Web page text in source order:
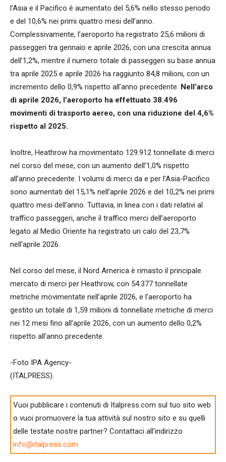
l’Asia e il Pacifico è aumentato del 5,6% nello stesso periodo
e del 10,6% nei primi quattro mesi dell’anno.
Complessivamente, l’aeroporto ha registrato 25,6 milioni di
passeggeri tra gennaio e aprile 2026, con una crescita annua
dell’1,2%, mentre il numero totale di passeggeri su base annua
tra aprile 2025 e aprile 2026 ha raggiunto 84,8 milioni, con un
incremento dello 0,9% rispetto all’anno precedente. Nell’arco
di aprile 2026, l’aeroporto ha effettuato 38.496
movimenti di trasporto aereo, con una riduzione del 4,6%
rispetto al 2025.
Inoltre, Heathrow ha movimentato 129.912 tonnellate di merci
nel corso del mese, con un aumento dell’1,0% rispetto
all’anno precedente. I volumi di merci da e per l’Asia-Pacifico
sono aumentati del 15,1% nell’aprile 2026 e del 10,2% nei primi
quattro mesi dell’anno. Tuttavia, in linea con i dati relativi al
traffico passeggeri, anche il traffico merci dell’aeroporto
legato al Medio Oriente ha registrato un calo del 23,7%
nell’aprile 2026.
Nel corso del mese, il Nord America è rimasto il principale
mercato di merci per Heathrow, con 54.377 tonnellate
metriche movimentate nell’aprile 2026, e l’aeroporto ha
gestito un totale di 1,59 milioni di tonnellate metriche di merci
nei 12 mesi fino all’aprile 2026, con un aumento dello 0,2%
rispetto all’anno precedente.
-Foto IPA Agency-
(ITALPRESS).
Vuoi pubblicare i contenuti di Italpress.com sul tuo sito web
o vuoi promuovere la tua attività sul nostro sito e su quelli
delle testate nostre partner? Contattaci all'indirizzo
info@italpress.com